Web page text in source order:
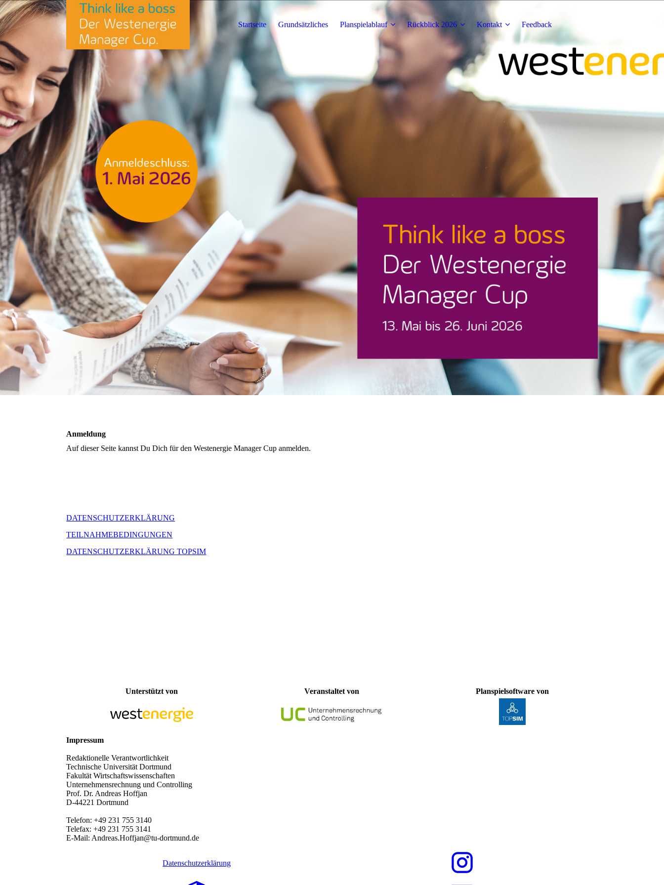
Startseite Grundsätzliches Planspielablauf Rückblick 2026 Kontakt Feedback
Anmeldung
Auf dieser Seite kannst Du Dich für den Westenergie Manager Cup anmelden.
DATENSCHUTZERKLÄRUNG
TEILNAHMEBEDINGUNGEN
DATENSCHUTZERKLÄRUNG TOPSIM
Unterstützt von Veranstaltet von Planspielsoftware von
Impressum
Redaktionelle Verantwortlichkeit
Technische Universität Dortmund
Fakultät Wirtschaftswissenschaften
Unternehmensrechnung und Controlling
Prof. Dr. Andreas Hoffjan
D-44221 Dortmund
Telefon: +49 231 755 3140
Telefax: +49 231 755 3141
E-Mail: Andreas.Hoffjan@tu-dortmund.de
Datenschutzerklärung